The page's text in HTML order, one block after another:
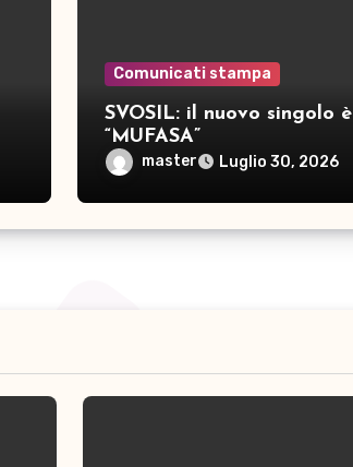
Comunicati stampa
SVOSIL: il nuovo singolo è
“MUFASA”
master Luglio 30, 2026